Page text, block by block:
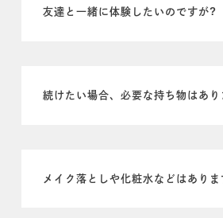
友達と一緒に体験したいのですが?
続けたい場合、必要な持ち物はあり
メイク落としや化粧水などはありま